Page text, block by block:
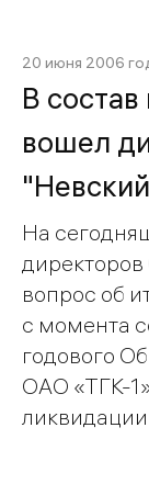
20 июня 2006
В
вошел
На
вопрос об
с момента
годового
ОАО «ТГК-